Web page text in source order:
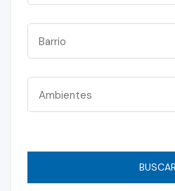
Barrio
Ambientes
BUSCAR